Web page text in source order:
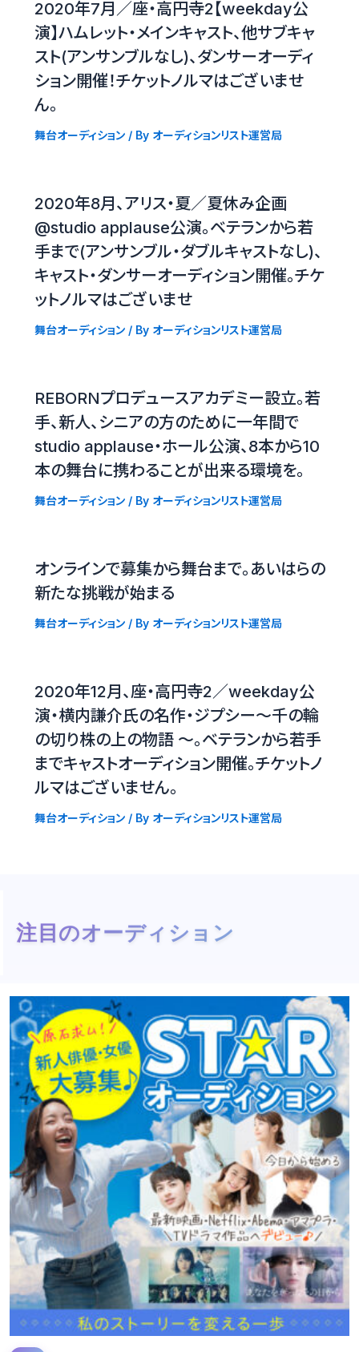
2020年7月／座・高円寺2【weekday公
演】ハムレット・メインキャスト、他サブキャ
スト(アンサンブルなし)、ダンサーオーディ
ション開催！チケットノルマはございませ
ん。
舞台オーディション/ By オーディションリスト運営局
2020年8月、アリス・夏／夏休み企画
@studio applause公演。ベテランから若
手まで(アンサンブル・ダブルキャストなし)、
キャスト・ダンサーオーディション開催。チケ
ットノルマはございませ
舞台オーディション/ By オーディションリスト運営局
REBORNプロデュースアカデミー設立。若
手、新人、シニアの方のために一年間で
studio applause・ホール公演、8本から10
本の舞台に携わることが出来る環境を。
舞台オーディション/ By オーディションリスト運営局
オンラインで募集から舞台まで。あいはらの
新たな挑戦が始まる
舞台オーディション/ By オーディションリスト運営局
2020年12月、座・高円寺2／weekday公
演・横内謙介氏の名作・ジプシー〜千の輪
の切り株の上の物語 〜。ベテランから若手
までキャストオーディション開催。チケットノ
ルマはございません。
舞台オーディション/ By オーディションリスト運営局
注目のオーディション